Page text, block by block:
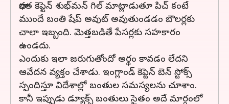
భారత కెప్టెన్ శుభ్‌మన్ గిల్ మాట్లాడుతూ పిచ్ కంటే
ముందే బంతి షేప్‌ అవుట్‌ అవుతుండడం బౌలర్లకు
చాలా ఇబ్బంది. మెత్తబడితే పేసర్లకు సహకారం
ఉండదు.
ఎందుకు ఇలా జరుగుతోందో అర్థం కావడం లేదని
ఆవేదన వ్యక్తం చేశాడు. ఇంగ్లాండ్‌ కెప్టెన్ బెన్‌ స్టోక్స్
స్పందిస్తూ విదేశాల్లో బంతుల సమస్యలను చూశాం.
కానీ ఇప్పుడు డ్యూక్స్‌ బంతులు సైతం అదే మార్గంలో